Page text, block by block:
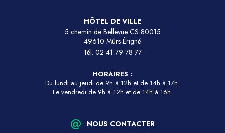
HÔTEL DE VILLE
5 chemin de Bellevue CS 80015
49610 Mûrs-Érigné
Tél. 02 41 79 78 77
HORAIRES :
Du lundi au jeudi de 9h à 12h et de 14h à 17h.
Le vendredi de 9h à 12h et de 14h à 16h.
NOUS CONTACTER